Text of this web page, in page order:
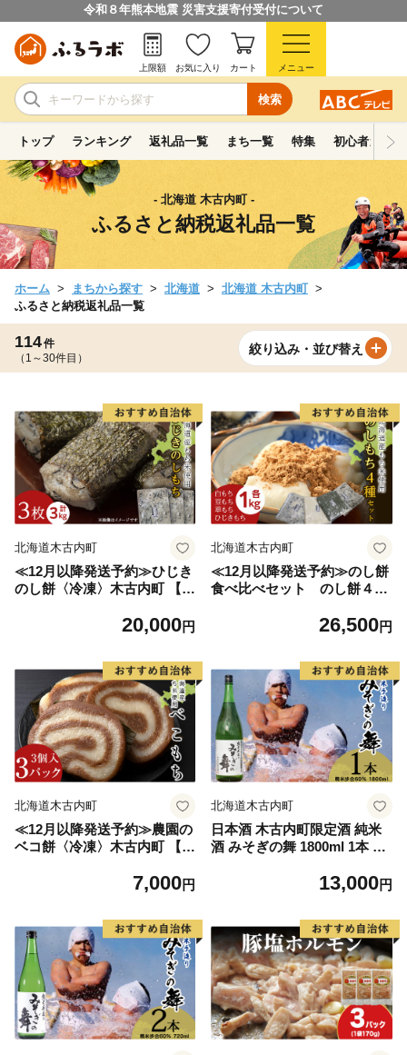
令和８年熊本地震 災害支援寄付受付について
検索
上限額 お気に入り カート メニュー
トップ ランキング 返礼品一覧 まち一覧 特集 初心者ガイド
- 北海道 木古内町 -
ふるさと納税返礼品一覧
ホーム まちから探す 北海道
北海道 木古内町
ふるさと納税返礼品一覧
114件
（1～30件目）
絞り込み・並び替え
北海道木古内町
≪12月以降発送予約≫ひじき
のし餅〈冷凍〉木古内町 【秋
20,000円
北海道木古内町
≪12月以降発送予約≫のし餅
食べ比べセット のし餅４種
のし餅 よもぎのし餅 )〈冷
26,500円
北海道木古内町
≪12月以降発送予約≫農園の
ベコ餅〈冷凍〉木古内町 【秋
7,000円
北海道木古内町
日本酒 木古内町限定酒 純米
酒 みそぎの舞 1800ml 1本 セ
13,000円